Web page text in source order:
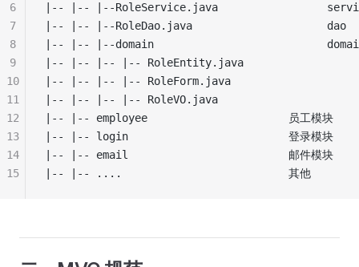
|-- |-- |--RoleService.java
|-- |-- |--RoleDao.java                     dao
|-- |-- |--domain
|-- |-- |-- |-- RoleEntity.java                  表
|-- |-- |-- |-- RoleForm.java                     请
|-- |-- |-- |-- RoleVO.java                      返
|-- |-- employee                      员工模块
|-- |-- login                         登录模块
|-- |-- email                         邮件模块
|-- |-- ....                          其他
6
7
8
9
10
11
12
13
14
15